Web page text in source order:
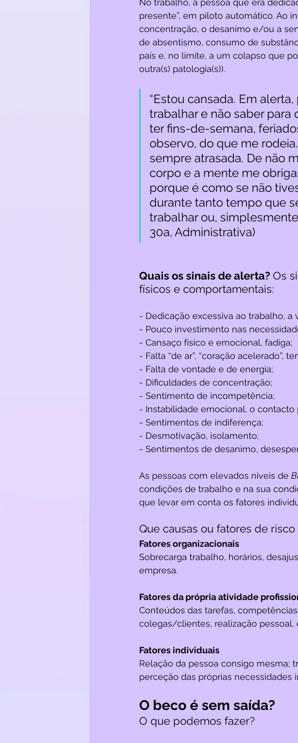
No trabalho, a pessoa que era
presente”, em piloto automático. Ao
concentração, o desanimo e/ou a
de absentismo, consumo de
país e, no limite, a um colapso que
outra(s) patologia(s)).
“Estou cansada. Em
trabalhar e não saber
ter fins-de-semana,
observo, do que me
sempre atrasada. De não
corpo e a mente me
porque é como se não
durante tanto tempo que
trabalhar ou,
30a, Administrativa)
Quais os sinais de alerta? Os
físicos e comportamentais:
- Dedicação excessiva ao trabalho, a
- Pouco investimento nas
- Cansaço físico e emocional, fadiga;
- Falta “de ar”, “coração acelerado”,
- Falta de vontade e de energia;
- Dificuldades de concentração;
- Sentimento de incompetência;
- Instabilidade emocional, o contacto
- Sentimentos de indiferença;
- Desmotivação, isolamento;
- Sentimentos de desanimo,
As pessoas com elevados níveis de
condições de trabalho e na sua
que levar em conta os fatores
Que causas ou fatores de risco
Fatores organizacionais
Sobrecarga trabalho, horários,
empresa.
Fatores da própria atividade
Conteúdos das tarefas,
colegas/clientes, realização pessoal,
Fatores individuais
Relação da pessoa consigo mesma;
perceção das próprias necessidades
O beco é sem saída?
O que podemos fazer?